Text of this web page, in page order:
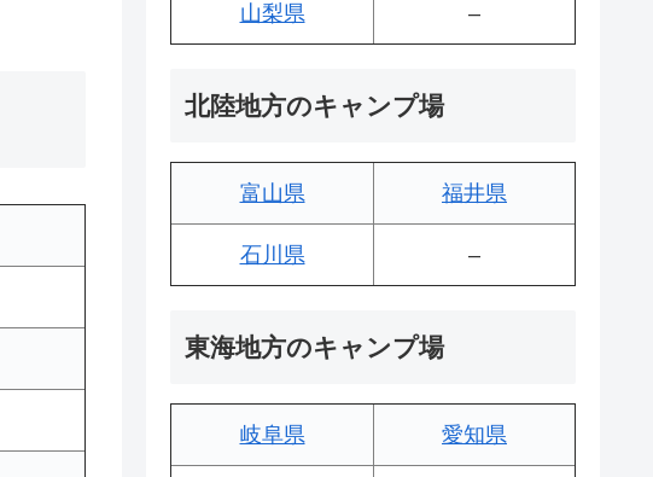
山梨県 –
北陸地方のキャンプ場
富山県 福井県
石川県 –
東海地方のキャンプ場
岐阜県 愛知県